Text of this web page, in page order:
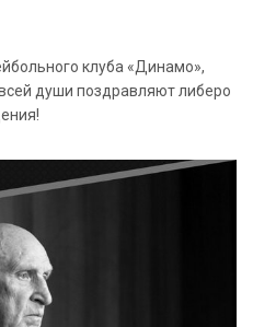
клуба «Динамо»,
души поздравляют либеро